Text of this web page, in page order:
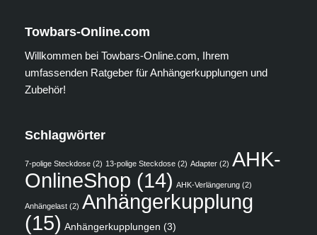
Towbars-Online.com
Willkommen bei Towbars-Online.com, Ihrem
umfassenden Ratgeber für Anhängerkupplungen und
Zubehör!
Schlagwörter
7-polige Steckdose (2) 13-polige Steckdose (2) Adapter (2) AHK-
OnlineShop (14) AHK-Verlängerung (2)
Anhängelast (2) Anhängerkupplung
(15) Anhängerkupplungen (3)